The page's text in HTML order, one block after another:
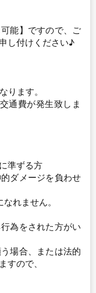
能】ですので、ご
し付けください♪
ります。
通費が発生致しま
準ずる方
ダメージを負わせ
れません。
為をされた方がい
場合、または法的
ので、